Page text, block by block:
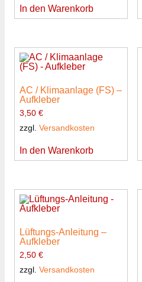
In den Warenkorb
AC / Klimaanlage (FS) –
Aufkleber
3,50 €
zzgl. Versandkosten
In den Warenkorb
Lüftungs-Anleitung –
Aufkleber
2,50 €
zzgl. Versandkosten